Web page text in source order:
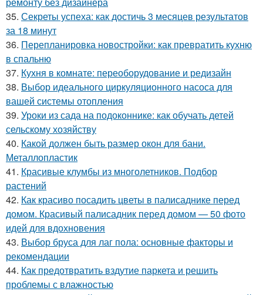
35. Секреты успеха: как достичь 3 месяцев результатов
за 18 минут
36. Перепланировка новостройки: как превратить кухню
в спальню
37. Кухня в комнате: переоборудование и редизайн
38. Выбор идеального циркуляционного насоса для
вашей системы отопления
39. Уроки из сада на подоконнике: как обучать детей
сельскому хозяйству
40. Какой должен быть размер окон для бани.
Металлопластик
41. Красивые клумбы из многолетников. Подбор
растений
42. Как красиво посадить цветы в палисаднике перед
домом. Красивый палисадник перед домом — 50 фото
идей для вдохновения
43. Выбор бруса для лаг пола: основные факторы и
рекомендации
44. Как предотвратить вздутие паркета и решить
проблемы с влажностью